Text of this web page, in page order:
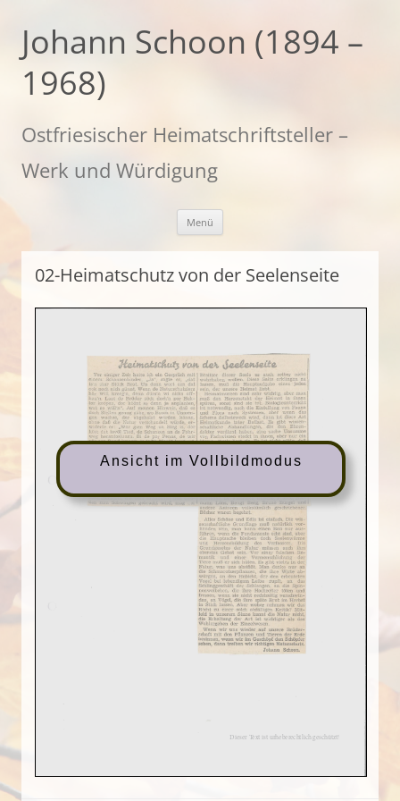
springen
Johann Schoon (1894 –
1968)
Ostfriesischer Heimatschriftsteller –
Werk und Würdigung
Menü
02-Heimatschutz von der Seelenseite
Ansicht im Vollbildmodus